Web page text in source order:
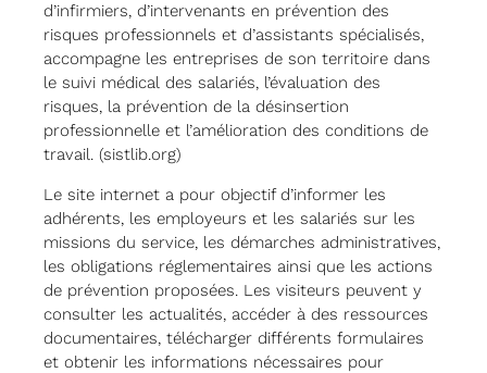
d’infirmiers, d’intervenants en prévention des
risques professionnels et d’assistants spécialisés,
accompagne les entreprises de son territoire dans
le suivi médical des salariés, l’évaluation des
risques, la prévention de la désinsertion
professionnelle et l’amélioration des conditions de
travail. (sistlib.org)
Le site internet a pour objectif d’informer les
adhérents, les employeurs et les salariés sur les
missions du service, les démarches administratives,
les obligations réglementaires ainsi que les actions
de prévention proposées. Les visiteurs peuvent y
consulter les actualités, accéder à des ressources
documentaires, télécharger différents formulaires
et obtenir les informations nécessaires pour